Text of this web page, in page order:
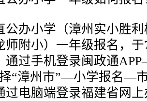
办小学（漳州实小胜利
师附小）一年级报名，
通过手机登录闽政通
“漳州市”—小学报名—
过电脑端登录福建省网